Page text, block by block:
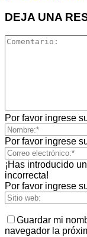
DEJA UNA
Por favor ingrese
Por favor ingrese
¡Has introducido
incorrecta!
Por favor ingrese
Guardar mi
navegador la